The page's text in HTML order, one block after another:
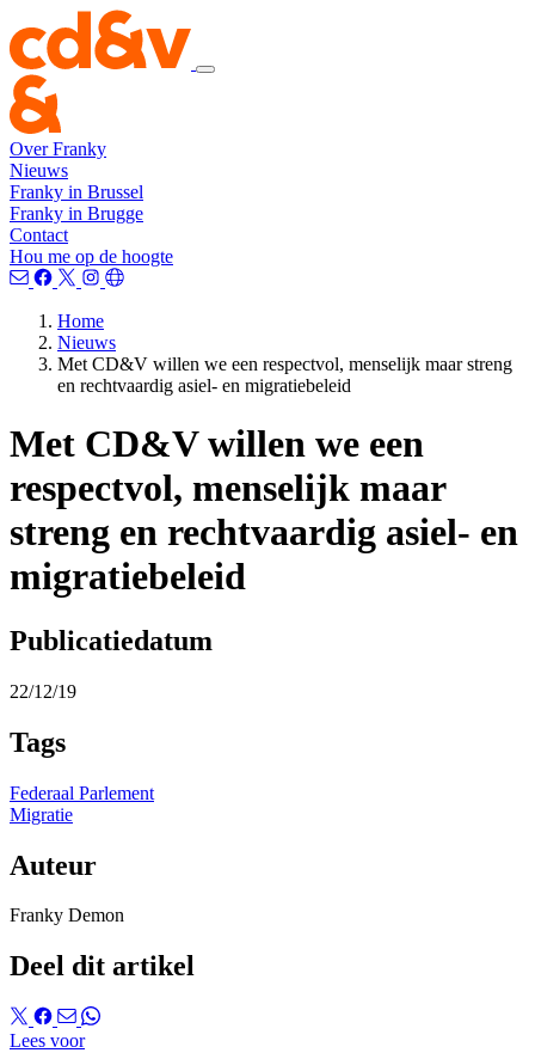
Over Franky
Nieuws
Franky in Brussel
Franky in Brugge
Contact
Hou me op de hoogte
Home
Nieuws
Met CD&V willen we een respectvol, menselijk maar streng
en rechtvaardig asiel- en migratiebeleid
Met CD&V willen we een
respectvol, menselijk maar
streng en rechtvaardig asiel- en
migratiebeleid
Publicatiedatum
22/12/19
Tags
Federaal Parlement
Migratie
Auteur
Franky Demon
Deel dit artikel
Lees voor